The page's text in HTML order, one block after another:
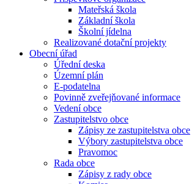
Mateřská škola
Základní škola
Školní jídelna
Realizované dotační projekty
Obecní úřad
Úřední deska
Územní plán
E-podatelna
Povinně zveřejňované informace
Vedení obce
Zastupitelstvo obce
Zápisy ze zastupitelstva obce
Výbory zastupitelstva obce
Pravomoc
Rada obce
Zápisy z rady obce